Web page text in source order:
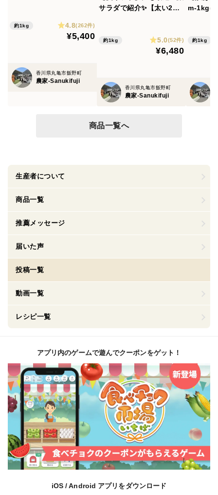
Lサイズ1kg約33本【夏ギ
約1kg 4.8(262件)
¥5,400
香川県丸亀市飯野町
農家-Sanukifuji
サラダで紹介✨【太い2
ラ』さぬきのめざめ30㎝-
2Lサイズ ぎっしり、ず
約1kg 5.0(52件)
¥6,480
香川県丸亀市飯野町
農家-Sanukifuji
m-1kg(
【夏ギ
約1kg
商品一覧へ
生産者について
商品一覧
推薦メッセージ
届いた声
投稿一覧
動画一覧
レシピ一覧
アプリ内のゲームで遊んでクーポンをゲット！
iOS / Android アプリをダウンロード